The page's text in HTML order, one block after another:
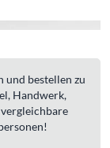
und bestellen zu
Handwerk,